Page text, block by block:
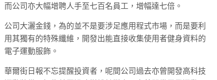
而公司亦大幅增聘人手至七百名員工，增幅達七倍。
公司大灑金錢，為的並不是要涉足應用程式市場，而是要利
用其獨有的特殊纖維，開發出能直接收集使用者健身資料的
電子運動服飾。
華爾街日報不忘提醒投資者，呢間公司過去亦曾開發高科技